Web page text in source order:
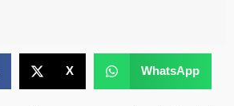
X WhatsApp